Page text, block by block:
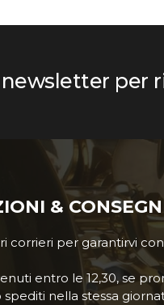
per
&
corrieri per garantirvi
entro le 12,30, se
spediti nella stessa